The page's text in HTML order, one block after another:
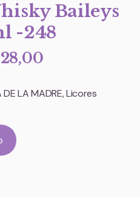
Baileys
-248
28,00
DE LA MADRE,Licores